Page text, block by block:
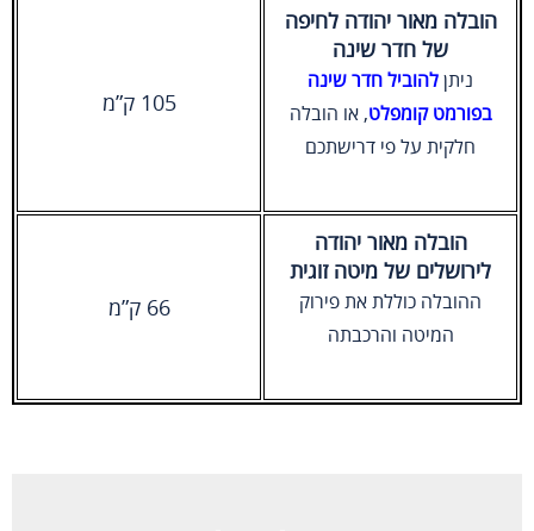
הובלה מאור יהודה לחיפה
של חדר שינה
ניתןלהוביל חדר שינה
בפורמט קומפלט, או הובלה
חלקית על פי דרישתכם
105 ק”מ
הובלה מאור יהודה
לירושלים של מיטה זוגית
ההובלה כוללת את פירוק
המיטה והרכבתה
66 ק”מ